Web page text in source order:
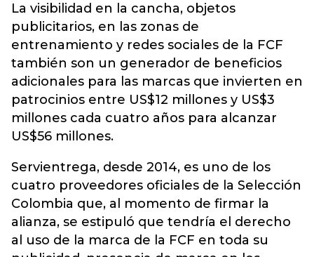
La visibilidad en la cancha, objetos
publicitarios, en las zonas de
entrenamiento y redes sociales de la FCF
también son un generador de beneficios
adicionales para las marcas que invierten en
patrocinios entre US$12 millones y US$3
millones cada cuatro años para alcanzar
US$56 millones.
Servientrega, desde 2014, es uno de los
cuatro proveedores oficiales de la Selección
Colombia que, al momento de firmar la
alianza, se estipuló que tendría el derecho
al uso de la marca de la FCF en toda su